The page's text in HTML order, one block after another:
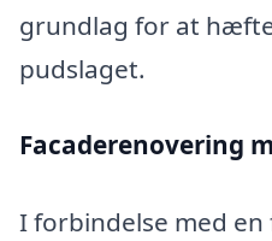
grundlag for at
pudslaget.
Facaderenovering
I forbindelse med